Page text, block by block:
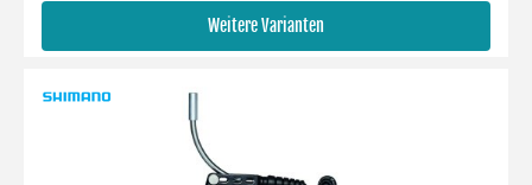
Weitere Varianten